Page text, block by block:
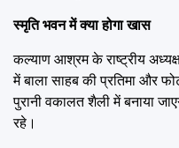
स्मृति भवन में क्या होगा खास
कल्याण आश्रम के राष्ट्रीय
में बाला साहब की प्रतिमा और
पुरानी वकालत शैली में बनाया
रहे।